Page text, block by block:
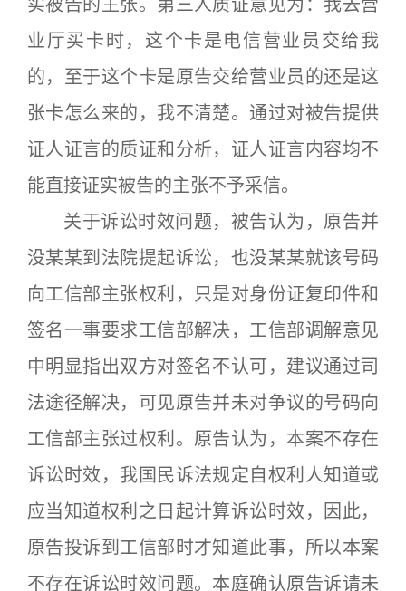
实被告的主张。第三人质证意见为：我去营
业厅买卡时，这个卡是电信营业员交给我
的，至于这个卡是原告交给营业员的还是这
张卡怎么来的，我不清楚。通过对被告提供
证人证言的质证和分析，证人证言内容均不
能直接证实被告的主张不予采信。
关于诉讼时效问题，被告认为，原告并
没某某到法院提起诉讼，也没某某就该号码
向工信部主张权利，只是对身份证复印件和
签名一事要求工信部解决，工信部调解意见
中明显指出双方对签名不认可，建议通过司
法途径解决，可见原告并未对争议的号码向
工信部主张过权利。原告认为，本案不存在
诉讼时效，我国民诉法规定自权利人知道或
应当知道权利之日起计算诉讼时效，因此，
原告投诉到工信部时才知道此事，所以本案
不存在诉讼时效问题。本庭确认原告诉请未